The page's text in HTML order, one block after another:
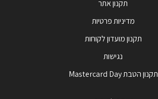
תקנון אתר
מדיניות פרטיות
תקנון מועדון לקוחות
נגישות
תקנון הטבת Mastercard Day